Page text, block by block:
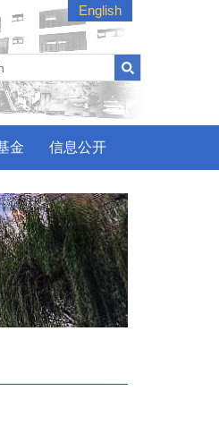
English
金 信息公开